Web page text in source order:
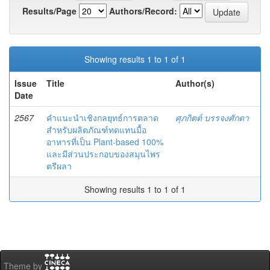
Results/Page
Authors/Record:
Showing results 1 to 1 of 1
Issue
Date
Title Author(s)
2567
คำแนะนำเชิงกลยุทธ์การตลาด
สำหรับผลิตภัณฑ์ทดแทนมื้อ
อาหารที่เป็น Plant-based 100%
และมีส่วนประกอบของสมุนไพร
ตรีผลา
ศุภกิตต์ บรรจงศักดา
Showing results 1 to 1 of 1
Theme by